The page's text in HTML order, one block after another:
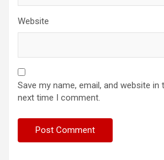
Website
Save my name, email, and website
next time I comment.